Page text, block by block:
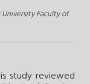
Faculty of
study reviewed